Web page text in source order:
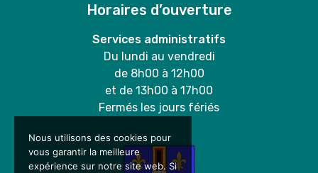
Horaires d’ouverture
Services administratifs
Du lundi au vendredi
de 8h00 à 12h00
et de 13h00 à 17h00
Fermés les jours fériés
Nous utilisons des cookies pour
vous garantir la meilleure
expérience sur notre site web. Si